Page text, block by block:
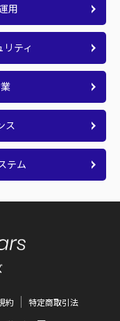
用
ティ
ス
テム
約
特定商取引法